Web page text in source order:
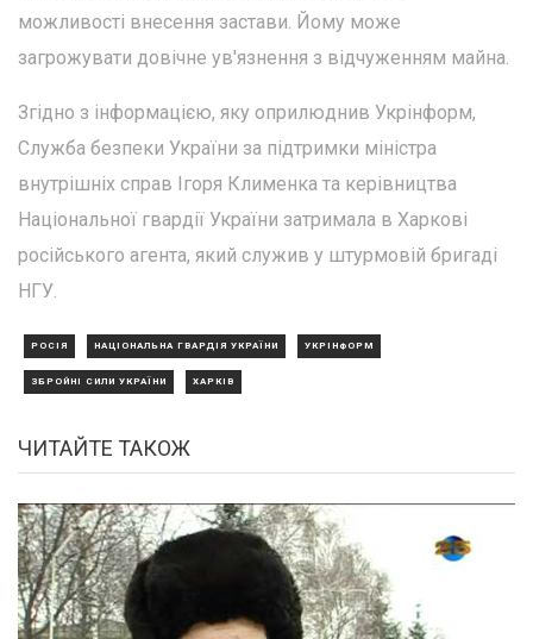
можливості внесення застави. Йому може
загрожувати довічне ув'язнення з відчуженням майна.
Згідно з інформацією, яку оприлюднив Укрінформ,
Служба безпеки України за підтримки міністра
внутрішніх справ Ігоря Клименка та керівництва
Національної гвардії України затримала в Харкові
російського агента, який служив у штурмовій бригаді
НГУ.
РОСІЯ НАЦІОНАЛЬНА ГВАРДІЯ УКРАЇНИ УКРІНФОРМ
ЗБРОЙНІ СИЛИ УКРАЇНИ ХАРКІВ
ЧИТАЙТЕ ТАКОЖ